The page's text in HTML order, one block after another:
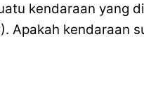
kendaraan
Apakah kendaraan